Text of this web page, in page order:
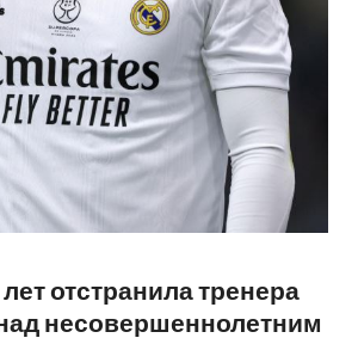
отстранила тренера
несовершеннолетним